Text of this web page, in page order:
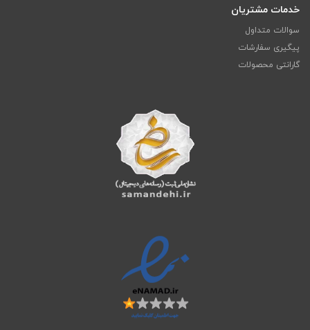
خدمات مشتریان
سوالات متداول
پیگیری سفارشات
گارانتی محصولات